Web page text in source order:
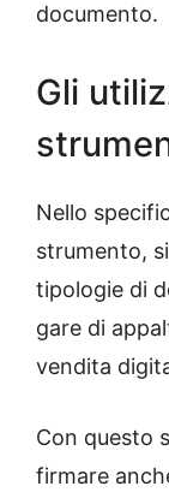
documento.
Gli
Nello
strumento,
tipologie di
gare di
vendita
Con questo
firmare